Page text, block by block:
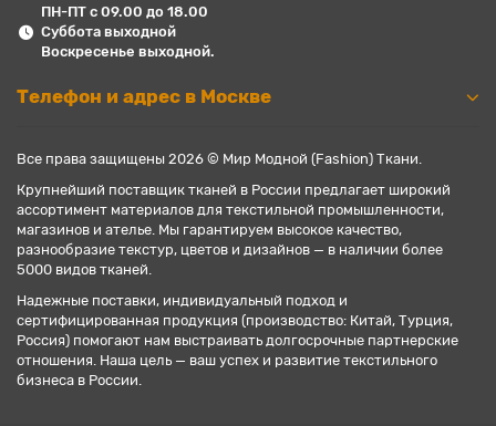
ПН-ПТ с 09.00 до 18.00
Суббота выходной
Воскресенье выходной.
Телефон и адрес в Москве
Все права защищены 2026 © Мир Модной (Fashion) Ткани.
Крупнейший поставщик тканей в России предлагает широкий
ассортимент материалов для текстильной промышленности,
магазинов и ателье. Мы гарантируем высокое качество,
разнообразие текстур, цветов и дизайнов — в наличии более
5000 видов тканей.
Надежные поставки, индивидуальный подход и
сертифицированная продукция (производство: Китай, Турция,
Россия) помогают нам выстраивать долгосрочные партнерские
отношения. Наша цель — ваш успех и развитие текстильного
бизнеса в России.